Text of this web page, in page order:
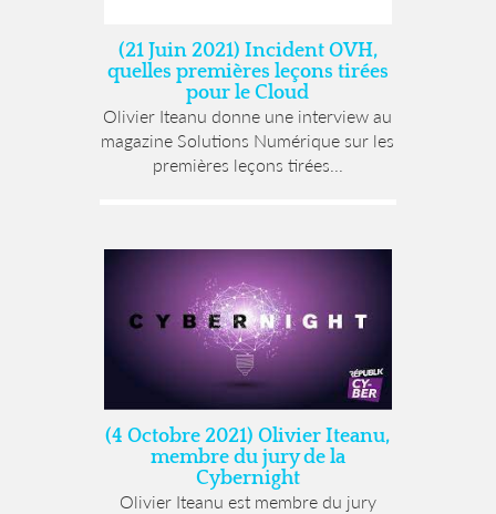
(21 Juin 2021) Incident OVH,
quelles premières leçons tirées
pour le Cloud
Olivier Iteanu donne une interview au
magazine Solutions Numérique sur les
premières leçons tirées...
(4 Octobre 2021) Olivier Iteanu,
membre du jury de la
Cybernight
Olivier Iteanu est membre du jury